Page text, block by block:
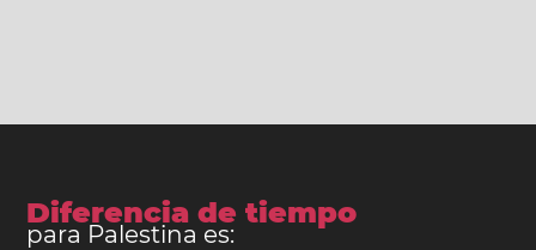
Diferencia de tiempo
para Palestina es: